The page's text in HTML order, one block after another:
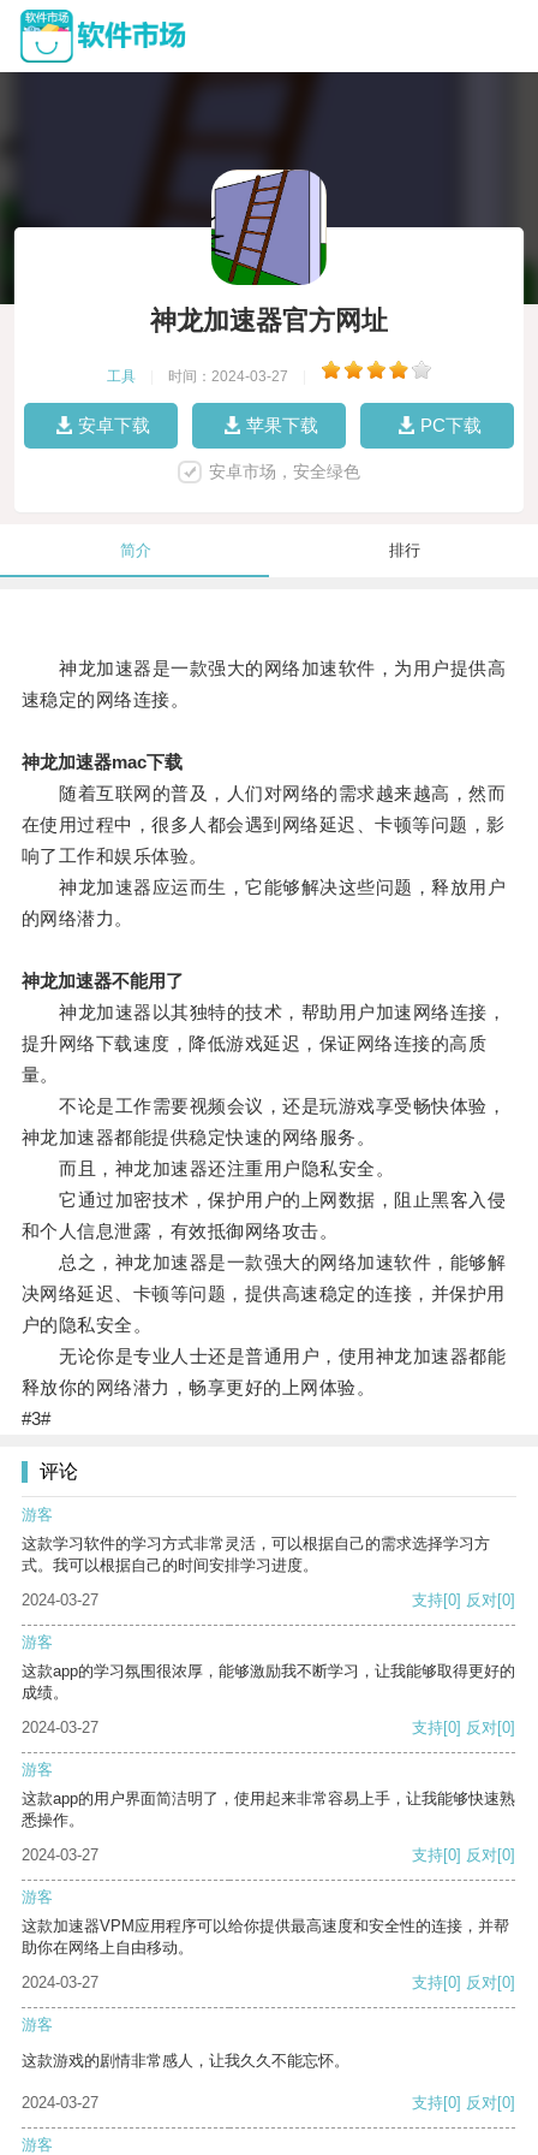
神龙加速器官方网址
工具 时间：2024-03-27
安卓下载 苹果下载 PC下载
安卓市场，安全绿色
简介 排行
神龙加速器是一款强大的网络加速软件，为用户提供高
速稳定的网络连接。
神龙加速器mac下载
随着互联网的普及，人们对网络的需求越来越高，然而
在使用过程中，很多人都会遇到网络延迟、卡顿等问题，影
响了工作和娱乐体验。
神龙加速器应运而生，它能够解决这些问题，释放用户
的网络潜力。
神龙加速器不能用了
神龙加速器以其独特的技术，帮助用户加速网络连接，
提升网络下载速度，降低游戏延迟，保证网络连接的高质
量。
不论是工作需要视频会议，还是玩游戏享受畅快体验，
神龙加速器都能提供稳定快速的网络服务。
而且，神龙加速器还注重用户隐私安全。
它通过加密技术，保护用户的上网数据，阻止黑客入侵
和个人信息泄露，有效抵御网络攻击。
总之，神龙加速器是一款强大的网络加速软件，能够解
决网络延迟、卡顿等问题，提供高速稳定的连接，并保护用
户的隐私安全。
无论你是专业人士还是普通用户，使用神龙加速器都能
释放你的网络潜力，畅享更好的上网体验。
#3#
评论
游客
这款学习软件的学习方式非常灵活，可以根据自己的需求选择学习方
式。我可以根据自己的时间安排学习进度。
2024-03-27
支持[0] 反对[0]
游客
这款app的学习氛围很浓厚，能够激励我不断学习，让我能够取得更好的
成绩。
2024-03-27
支持[0] 反对[0]
游客
这款app的用户界面简洁明了，使用起来非常容易上手，让我能够快速熟
悉操作。
2024-03-27
支持[0] 反对[0]
游客
这款加速器VPM应用程序可以给你提供最高速度和安全性的连接，并帮
助你在网络上自由移动。
2024-03-27
支持[0] 反对[0]
游客
这款游戏的剧情非常感人，让我久久不能忘怀。
2024-03-27 支持[0] 反对[0]
游客